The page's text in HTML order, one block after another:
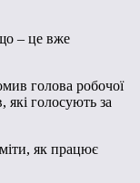
– це вже
голова робочої
які голосують за
як працює